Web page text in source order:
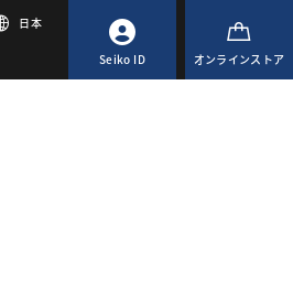
日本
Seiko ID オンラインストア